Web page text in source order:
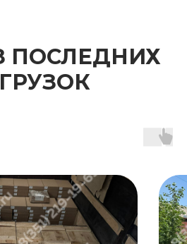
ПОСЛЕДНИХ